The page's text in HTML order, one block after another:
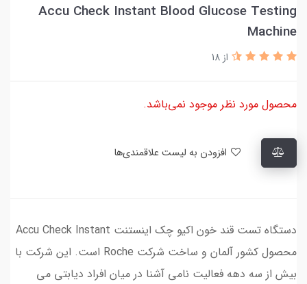
Accu Check Instant Blood Glucose Testing
Machine
از 18
محصول مورد نظر موجود نمی‌باشد.
دستگاه تست قند خون اکیو چک اینستنت Accu Check Instant
محصول کشور آلمان و ساخت شرکت Roche است. این شرکت با
بیش از سه دهه فعالیت نامی آشنا در میان افراد دیابتی می